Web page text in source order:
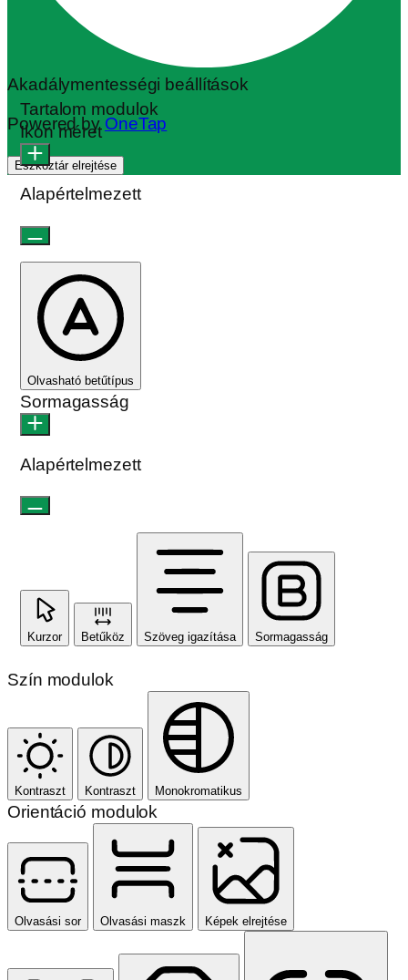
Akadálymentességi beállítások
Powered by OneTap
Eszköztár elrejtése
Tartalom modulok
Ikon méret
Alapértelmezett
Olvasható betűtípus
Sormagasság
Alapértelmezett
Kurzor Betűköz Szöveg igazítása Sormagasság
Szín modulok
Kontraszt Kontraszt Monokromatikus
Orientáció modulok
Olvasási sor Olvasási maszk Képek elrejtése